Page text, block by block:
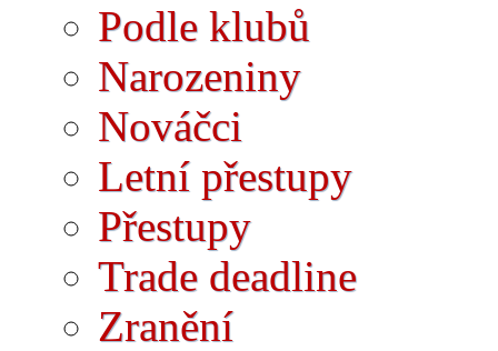
Podle klubů
Narozeniny
Nováčci
Letní přestupy
Přestupy
Trade deadline
Zranění